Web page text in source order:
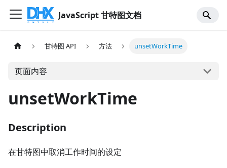
JavaScript 甘特图文档
甘特图 API 方法 unsetWorkTime
页面内容
unsetWorkTime
Description
在甘特图中取消工作时间的设定